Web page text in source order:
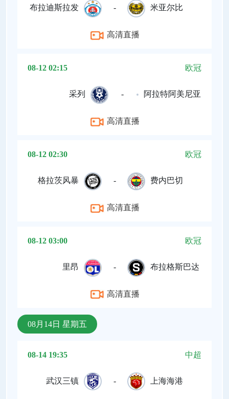
布拉迪斯拉发 - 米亚尔比
高清直播
08-12 02:15 欧冠
采列 - 阿拉特阿美尼亚
高清直播
08-12 02:30 欧冠
格拉茨风暴 - 费内巴切
高清直播
08-12 03:00 欧冠
里昂 - 布拉格斯巴达
高清直播
08月14日 星期五
08-14 19:35 中超
武汉三镇 - 上海海港